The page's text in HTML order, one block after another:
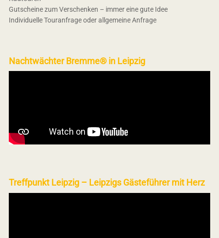
Gutscheine zum Verschenken – immer eine gute Idee
Individuelle Touranfrage oder allgemeine Anfrage
Nachtwächter Bremme® in Leipzig
Treffpunkt Leipzig – Leipzigs Gästeführer mit Herz